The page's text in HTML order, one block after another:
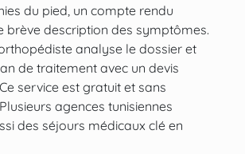
du pied, un compte rendu
brève description des symptômes.
analyse le dossier et
de traitement avec un devis
service est gratuit et sans
agences tunisiennes
des séjours médicaux clé en